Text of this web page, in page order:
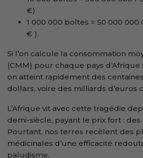
€)
1 000 000 boîtes = 50 000 000
€ ).
Si l’on calcule la consommation
(CMM) pour chaque pays d’Afrique
on atteint rapidement des
dollars, voire des milliards d’euros
L’Afrique vit avec cette tragédie
demi-siècle, payant le prix fort :
Pourtant, nos terres recèlent des
médicinales d’une efficacité
paludisme.